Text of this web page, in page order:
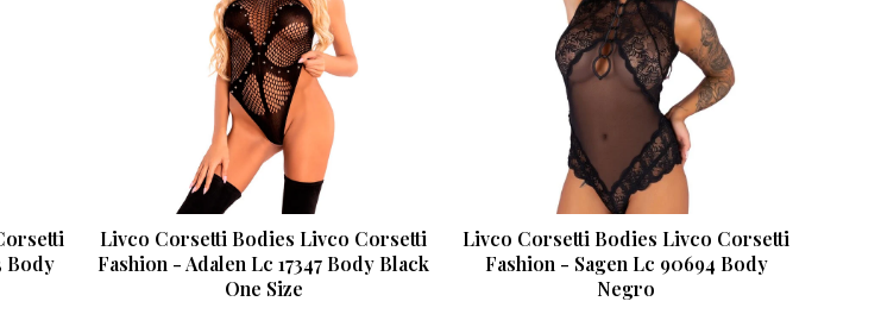
Body
Livco Corsetti Bodies Livco Corsetti
Fashion - Adalen Lc 17347 Body Black
One Size
Livco Corsetti Bodies Livco Corsetti
Fashion - Sagen Lc 90694 Body
Negro